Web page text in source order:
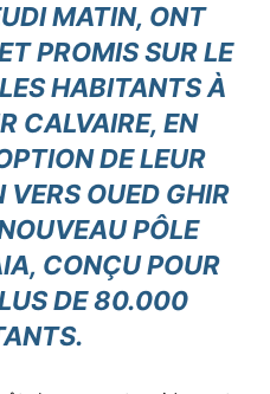
MATIN, ONT
PROMIS SUR LE
HABITANTS À
CALVAIRE, EN
DE LEUR
OUED GHIR
PÔLE
CONÇU POUR
DE 80.000